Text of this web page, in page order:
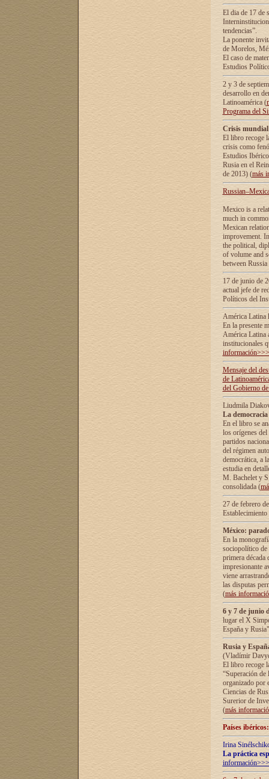
El dia de 17 de
tendencias”.
La ponente
de Morelos,
El caso de
Estudios
2 y 3 de
desarrollo en
Latinoamérica (
Programa del
Crisis
El libro recoge
crisis como
Estudios
Rusia en el
de 2013) (más
Mexico is a
much in
Mexican
improvement.
the political,
of volume and
between
17 de junio de
actual jefe de
Políticos del
América Latina
En la presente
América Latina
institucionales
información>>>
Mensaje del
de
del Gobierno
Liudmila
La
En el libro se
los orígenes
partidos
del régimen
democrática, а
estudia en
М. Bachelet у
consolidada (
27 de febrero
México:
En la
sociopolítico de
primera década
impresionante
viene
las disputas
(más
6 y 7 de junio
lugar el X
España y
Rusia y
(Vladímir
El libro recoge
“Superación
organizado por
Ciencias de
Surerior de
(más
Países
Irina
La práctica
información>>>